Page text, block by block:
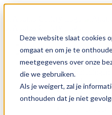
Deze website slaat cookies
omgaat en om je te
meetgegevens over onze
die we gebruiken.
Als je weigert, zal je
onthouden dat je niet
Ga
collectie
Alle kunst
Aanbiedingen
Alle media
Alle